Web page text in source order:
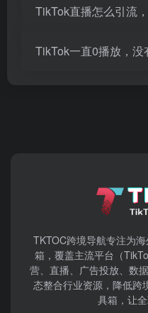
TikTok直播怎么引流
TikTok一直0播放，没
TKTOC跨境导航​专注为
箱，覆盖主流平台（
营、直播、广告投放、数
态整合行业资源，降低
具箱，让